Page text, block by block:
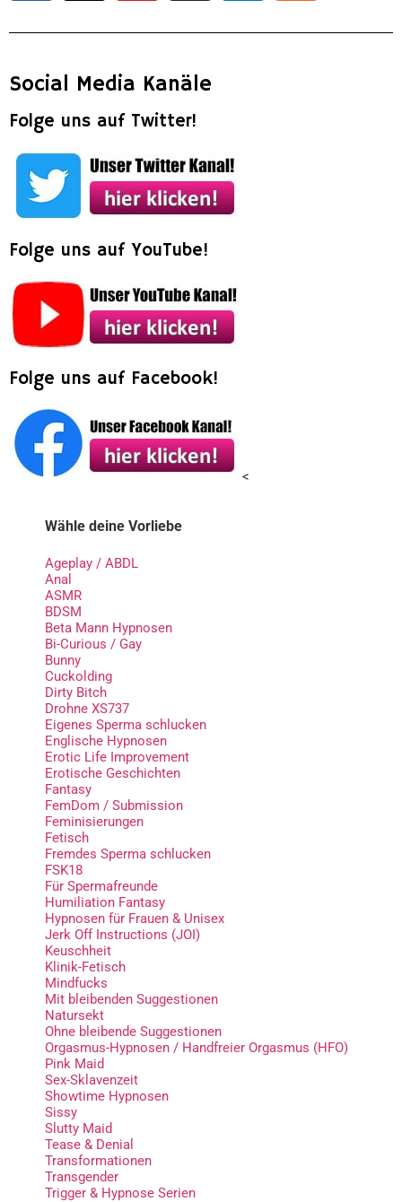
Social Media Kanäle
Folge uns auf Twitter!
Folge uns auf YouTube!
Folge uns auf Facebook!
<
Wähle deine Vorliebe
Ageplay / ABDL
Anal
ASMR
BDSM
Beta Mann Hypnosen
Bi-Curious / Gay
Bunny
Cuckolding
Dirty Bitch
Drohne XS737
Eigenes Sperma schlucken
Englische Hypnosen
Erotic Life Improvement
Erotische Geschichten
Fantasy
FemDom / Submission
Feminisierungen
Fetisch
Fremdes Sperma schlucken
FSK18
Für Spermafreunde
Humiliation Fantasy
Hypnosen für Frauen & Unisex
Jerk Off Instructions (JOI)
Keuschheit
Klinik-Fetisch
Mindfucks
Mit bleibenden Suggestionen
Natursekt
Ohne bleibende Suggestionen
Orgasmus-Hypnosen / Handfreier Orgasmus (HFO)
Pink Maid
Sex-Sklavenzeit
Showtime Hypnosen
Sissy
Slutty Maid
Tease & Denial
Transformationen
Transgender
Trigger & Hypnose Serien